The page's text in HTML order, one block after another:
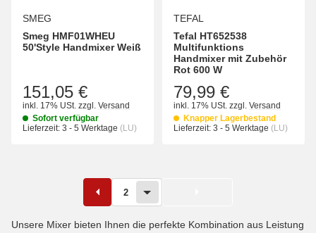
SMEG
Smeg HMF01WHEU
50'Style Handmixer Weiß
151,05 €
inkl. 17% USt. zzgl. Versand
Sofort verfügbar
Lieferzeit: 3 - 5 Werktage (LU)
TEFAL
Tefal HT652538
Multifunktions
Handmixer mit Zubehör
Rot 600 W
79,99 €
inkl. 17% USt. zzgl. Versand
Knapper Lagerbestand
Lieferzeit: 3 - 5 Werktage (LU)
2
Unsere Mixer bieten Ihnen die perfekte Kombination aus Leistung